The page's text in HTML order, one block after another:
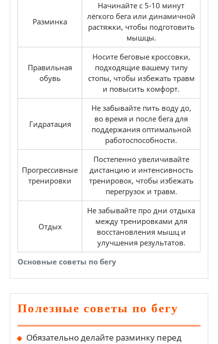
Основные советы по бегу
Разминка
Начинайте с 5-10 минут
лёгкого бега или динамичной
растяжки, чтобы подготовить
мышцы.
Правильная
обувь
Носите беговые кроссовки,
подходящие вашему типу
стопы, чтобы избежать травм
и повысить комфорт.
Гидратация
Не забывайте пить воду до,
во время и после бега для
поддержания оптимальной
работоспособности.
Прогрессивные
тренировки
Постепенно увеличивайте
дистанцию и интенсивность
тренировок, чтобы избежать
перегрузок и травм.
Отдых
Не забывайте про дни отдыха
между тренировками для
восстановления мышц и
улучшения результатов.
Полезные советы по бегу
Обязательно делайте разминку перед